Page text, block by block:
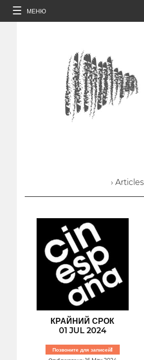
МЕНЮ
› Articles
КРАЙНИЙ СРОК
01 JUL 2024
Позвоните для записей!